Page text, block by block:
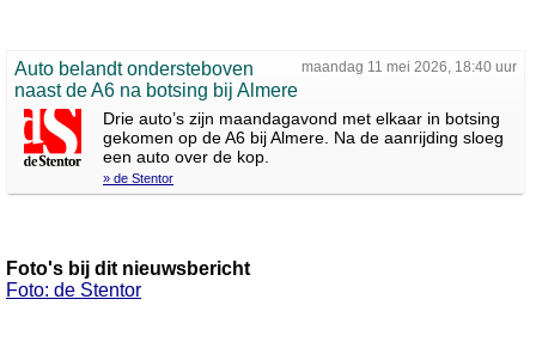
maandag 11 mei 2026, 18:40 uur
Auto belandt ondersteboven
naast de A6 na botsing bij Almere
Drie auto’s zijn maandagavond met elkaar in botsing
gekomen op de A6 bij Almere. Na de aanrijding sloeg
een auto over de kop.
» de Stentor
Foto's bij dit nieuwsbericht
Foto: de Stentor